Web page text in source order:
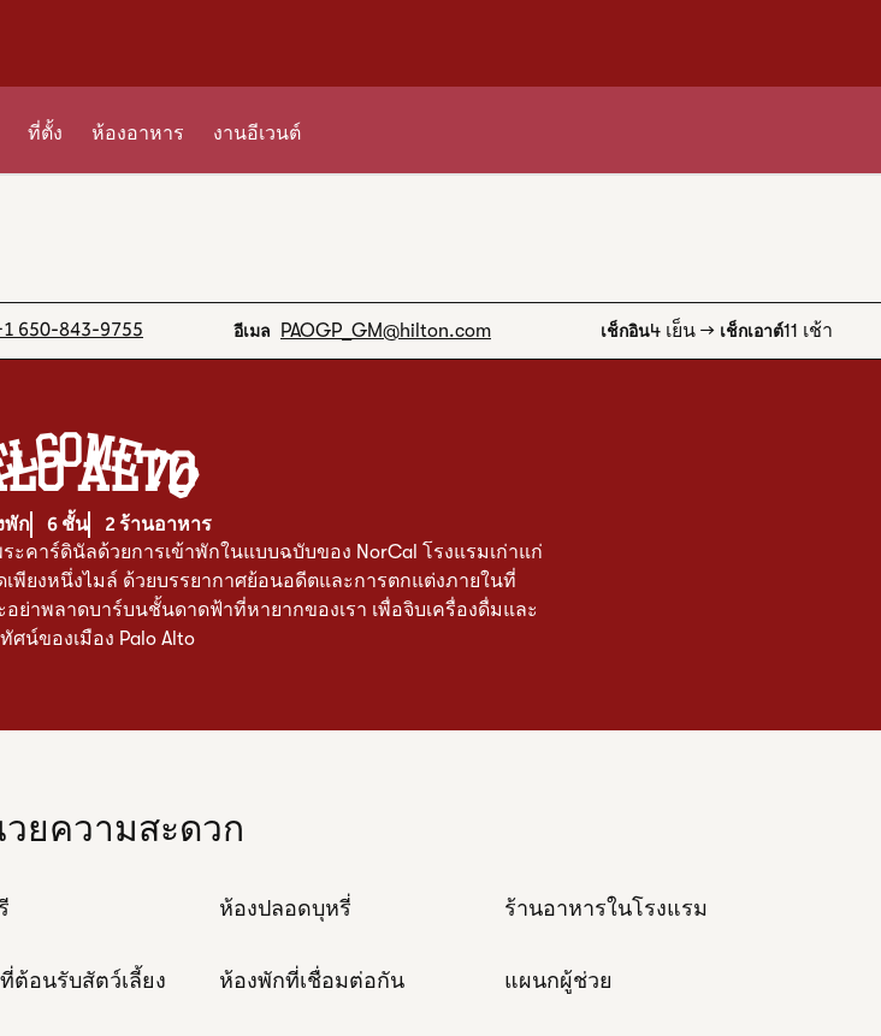
ที่ตั้ง ห้องอาหาร งานอีเวนต์
650-843-9755 อีเมล
อีเมล PAOGP_GM@hilton.com เช็กอิน4 เย็น → เช็กเอาต์11 เช้า
To
ALTO
พัก 6 ชั้น 2 ร้านอาหาร
คาร์ดินัลด้วยการเข้าพักในแบบฉบับของ NorCal โรงแรมเก่าแก่
พียงหนึ่งไมล์ ด้วยบรรยากาศย้อนอดีตและการตกแต่งภายในที่
ย่าพลาดบาร์บนชั้นดาดฟ้าที่หายากของเรา เพื่อจิบเครื่องดื่มและ
ศน์ของเมือง Palo Alto
ยความสะดวก
ห้องปลอดบุหรี่ ร้านอาหารในโรงแรม
ต้อนรับสัตว์เลี้ยง ห้องพักที่เชื่อมต่อกัน แผนกผู้ช่วย